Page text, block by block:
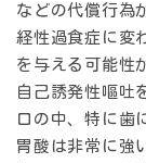
などの代償行為
経性過食症に変
を与える可能性
自己誘発性嘔吐
口の中、特に歯
胃酸は非常に強